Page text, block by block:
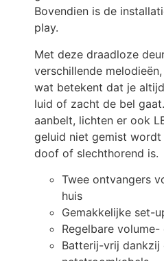
Bovendien is de
play.
Met deze draadloze
verschillende
wat betekent dat je
luid of zacht de bel
aanbelt, lichten er ook
geluid niet gemist wordt
doof of slechthorend is.
Twee ontvangers
huis
Gemakkelijke set-
Regelbare
Batterij-vrij dankzij